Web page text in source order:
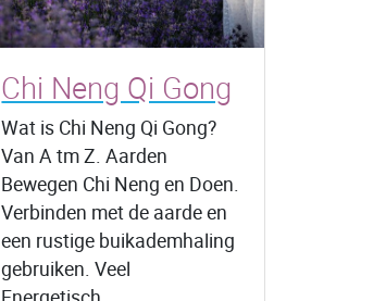
Chi Neng Qi Gong
Wat is Chi Neng Qi Gong?
Van A tm Z. Aarden
Bewegen Chi Neng en Doen.
Verbinden met de aarde en
een rustige buikademhaling
gebruiken. Veel